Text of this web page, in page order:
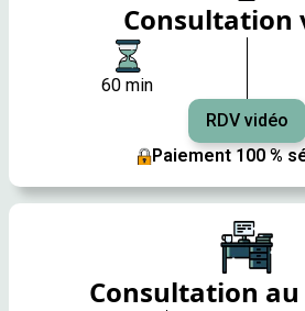
Consultation
60 min
RDV vidéo
Paiement 100 %
Consultation